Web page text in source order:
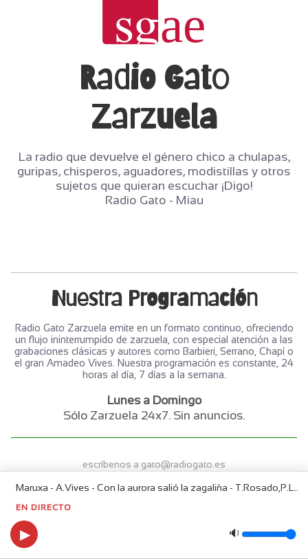
Radio Gato
Zarzuela
La radio que devuelve el género chico a chulapas,
guripas, chisperos, aguadores, modistillas y otros
sujetos que quieran escuchar ¡Digo!
Radio Gato - Miau
Nuestra Programación
Radio Gato Zarzuela emite en un formato continuo, ofreciendo
un flujo ininterrumpido de zarzuela, con especial atención a las
grabaciones clásicas y autores como Barbieri, Serrano, Chapí o
el gran Amadeo Vives. Nuestra programación es constante, 24
horas al día, 7 días a la semana.
Lunes a Domingo
Sólo Zarzuela 24x7. Sin anuncios.
escríbenos a gato@radiogato.es
Aquí no hay cookies, sólo gatos y rosquillas del Santo.
▶
EN DIRECTO
🔉